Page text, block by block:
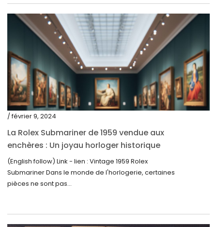
novembre 2022
octobre 2022
septembre 2022
août 2022
juillet 2022
juin 2022
mai 2022
avril 2022
mars 2022
février 2022
décembre 2021
septembre 2021
/ février 9, 2024
La Rolex Submariner de 1959 vendue aux
enchères : Un joyau horloger historique
trouve un nouveau propriétaire pour 60 000
$
(English follow) Link - lien : Vintage 1959 Rolex
Submariner Dans le monde de l'horlogerie, certaines
pièces ne sont pas...